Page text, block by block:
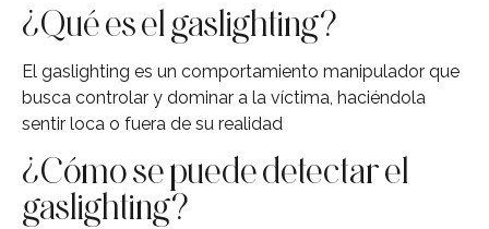
¿Qué es el gaslighting?
El gaslighting es un comportamiento manipulador que
busca controlar y dominar a la víctima, haciéndola
sentir loca o fuera de su realidad
¿Cómo se puede detectar el
gaslighting?